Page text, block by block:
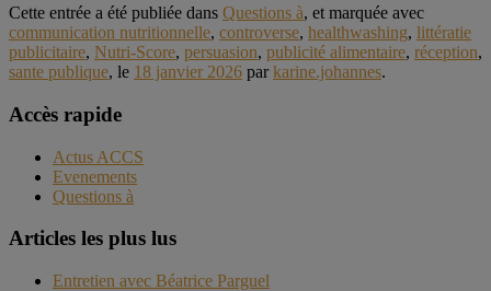
Cette entrée a été publiée dans Questions à, et marquée avec
communication nutritionnelle, controverse, healthwashing, littératie
publicitaire, Nutri-Score, persuasion, publicité alimentaire, réception,
sante publique, le 18 janvier 2026 parkarine.johannes.
Accès rapide
Actus ACCS
Evenements
Questions à
Articles les plus lus
Entretien avec Béatrice Parguel